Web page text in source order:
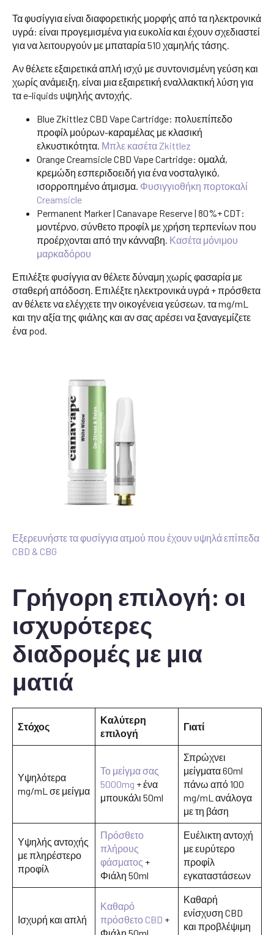
Τα φυσίγγια είναι διαφορετικής μορφής από τα ηλεκτρονικά
υγρά: είναι προγεμισμένα για ευκολία και έχουν σχεδιαστεί
για να λειτουργούν με μπαταρία 510 χαμηλής τάσης.
Αν θέλετε εξαιρετικά απλή ισχύ με συντονισμένη γεύση και
χωρίς ανάμειξη, είναι μια εξαιρετική εναλλακτική λύση για
τα e-liquids υψηλής αντοχής.
Blue Zkittlez CBD Vape Cartridge: πολυεπίπεδο
προφίλ μούρων-καραμέλας με κλασική
ελκυστικότητα. Μπλε κασέτα Zkittlez
Orange Creamsicle CBD Vape Cartridge: ομαλά,
κρεμώδη εσπεριδοειδή για ένα νοσταλγικό,
ισορροπημένο άτμισμα. Φυσιγγιοθήκη πορτοκαλί
Creamsicle
Permanent Marker | Canavape Reserve | 80%+ CDT:
μοντέρνο, σύνθετο προφίλ με χρήση τερπενίων που
προέρχονται από την κάνναβη. Κασέτα μόνιμου
μαρκαδόρου
Επιλέξτε φυσίγγια αν θέλετε δύναμη χωρίς φασαρία με
σταθερή απόδοση. Επιλέξτε ηλεκτρονικά υγρά + πρόσθετα
αν θέλετε να ελέγχετε την οικογένεια γεύσεων, τα mg/mL
και την αξία της φιάλης και αν σας αρέσει να ξαναγεμίζετε
ένα pod.
Εξερευνήστε τα φυσίγγια ατμού που έχουν υψηλά επίπεδα
CBD & CBG
Γρήγορη επιλογή: οι
ισχυρότερες
διαδρομές με μια
ματιά
Στόχος
Καλύτερη
επιλογή
Γιατί
Υψηλότερα
mg/mL σε μείγμα
Το μείγμα σας
5000mg + ένα
μπουκάλι 50ml
Σπρώχνει
μείγματα 60ml
πάνω από 100
mg/mL ανάλογα
με τη βάση
Υψηλής αντοχής
με πληρέστερο
προφίλ
Πρόσθετο
πλήρους
φάσματος +
Φιάλη 50ml
Ευέλικτη αντοχή
με ευρύτερο
προφίλ
εγκαταστάσεων
Ισχυρή και απλή
Καθαρό
πρόσθετο CBD +
Καθαρή
ενίσχυση CBD
και προβλέψιμη